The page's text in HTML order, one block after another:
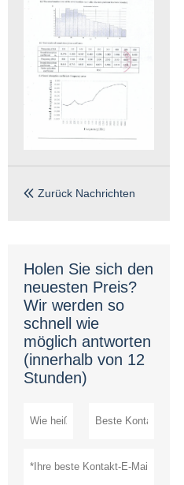
 Zurück Nachrichten
Holen Sie sich den
neuesten Preis?
Wir werden so
schnell wie
möglich antworten
(innerhalb von 12
Stunden)